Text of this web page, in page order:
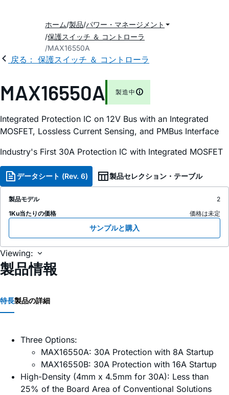
ホーム 製品 パワー・マネージメント
保護スイッチ ＆ コントローラ
MAX16550A
戻る： 保護スイッチ ＆ コントローラ
MAX16550A 製造中
Integrated Protection IC on 12V Bus with an Integrated
MOSFET, Lossless Current Sensing, and PMBus Interface
Industry's First 30A Protection IC with Integrated MOSFET
データシート (Rev. 6) 製品セレクション・テーブル
製品モデル
2
1Ku当たりの価格
価格は未定
サンプルと購入
Viewing:
製品情報
特長製品の詳細
Three Options:
MAX16550A: 30A Protection with 8A Startup
MAX16550B: 30A Protection with 16A Startup
High-Density (4mm x 4.5mm for 30A): Less than
25% of the Board Area of Conventional Solutions